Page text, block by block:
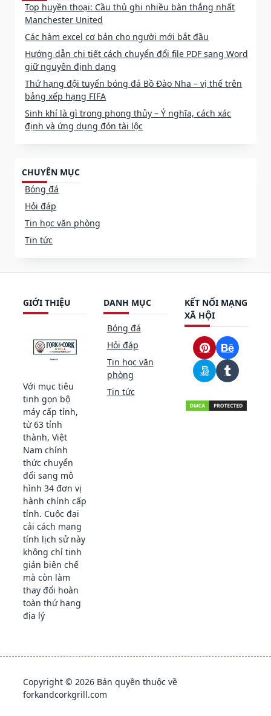
Top huyền thoại: Cầu thủ ghi nhiều bàn thắng nhất
Manchester United
Các hàm excel cơ bản cho người mới bắt đầu
Hướng dẫn chi tiết cách chuyển đổi file PDF sang Word
giữ nguyên định dạng
Thứ hạng đội tuyển bóng đá Bồ Đào Nha – vị thế trên
bảng xếp hạng FIFA
Sinh khí là gì trong phong thủy – Ý nghĩa, cách xác
định và ứng dụng đón tài lộc
CHUYÊN MỤC
Bóng đá
Hỏi đáp
Tin học văn phòng
Tin tức
GIỚI THIỆU
Với mục tiêu
tinh gọn bộ
máy cấp tỉnh,
từ 63 tỉnh
thành, Việt
Nam chính
thức chuyển
đổi sang mô
hình 34 đơn vị
hành chính cấp
tỉnh. Cuộc đại
cải cách mang
tính lịch sử này
không chỉ tinh
giản biên chế
mà còn làm
thay đổi hoàn
toàn thứ hạng
địa lý
DANH MỤC
Bóng đá
Hỏi đáp
Tin học văn
phòng
Tin tức
KẾT NỐI MẠNG
XÃ HỘI
Copyright © 2026 Bản quyền thuộc về
forkandcorkgrill.com